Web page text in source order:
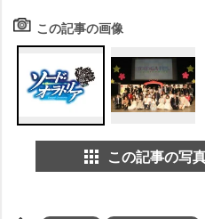
この記事の画像
この記事の写